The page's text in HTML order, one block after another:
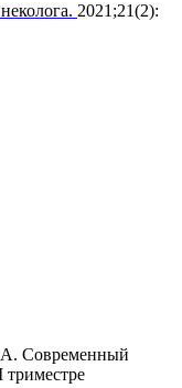
2021;21(2):
Современный